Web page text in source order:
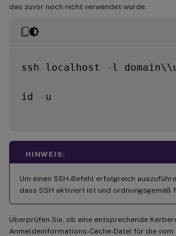
das zuvor noch nicht verwendet wurde.
ssh localhost - l
id - u
HINWEIS:
Um einen SSH-Befehl erfolgreich
dass SSH aktiviert ist und ordnungsgemäß
Überprüfen Sie, ob eine entsprechende
Anmeldeinformations-Cache-Datei für die vom